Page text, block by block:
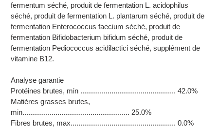
fermentum séché, produit de fermentation L. acidophilus
séché, produit de fermentation L. plantarum séché, produit de
fermentation Enterococcus faecium séché, produit de
fermentation Bifidobacterium bifidum séché, produit de
fermentation Pediococcus acidilactici séché, supplément de
vitamine B12.
Analyse garantie
Protéines brutes, min ................................................. 42.0%
Matières grasses brutes,
min....................................................... 25.0%
Fibres brutes, max...................................................... 0.0%